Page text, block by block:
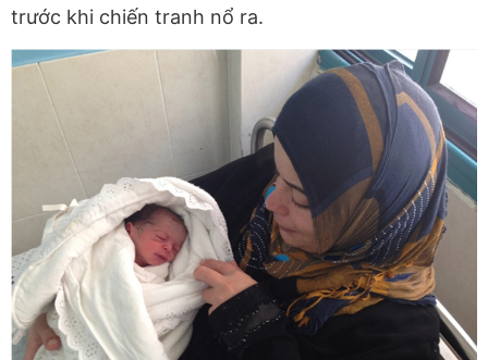
trước khi chiến tranh nổ ra.